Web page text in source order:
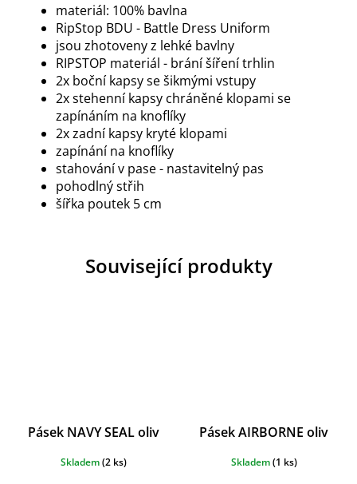
Související produkty
Pásek NAVY SEAL oliv
Skladem(2 ks)
Pásek AIRBORNE oliv
Skladem(1 ks)
materiál: 100% bavlna
RipStop BDU - Battle Dress Uniform
jsou zhotoveny z lehké bavlny
RIPSTOP materiál - brání šíření trhlin
2x boční kapsy se šikmými vstupy
2x stehenní kapsy chráněné klopami se
zapínáním na knoflíky
2x zadní kapsy kryté klopami
zapínání na knoflíky
stahování v pase - nastavitelný pas
pohodlný střih
šířka poutek 5 cm